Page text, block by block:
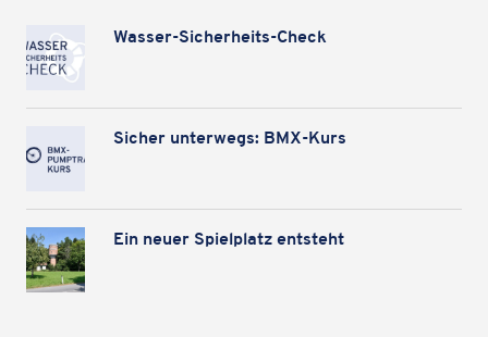
Wasser-Sicher­heits-Check
Sicher unter­wegs: BMX-Kurs
Ein neuer Spiel­platz entsteht